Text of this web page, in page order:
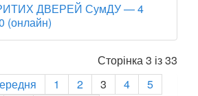
ДВЕРЕЙ СумДУ — 4
(онлайн)
Сторінка 3 із 33
1 2 3 4
5